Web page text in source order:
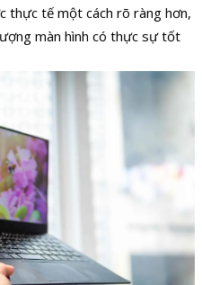
thực tế một cách rõ ràng hơn,
màn hình có thực sự tốt